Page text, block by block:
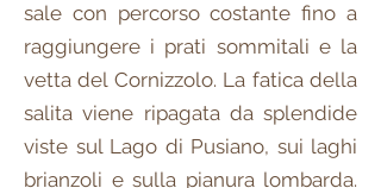
sale con percorso costante fino a
raggiungere i prati sommitali e la
vetta del Cornizzolo. La fatica della
salita viene ripagata da splendide
viste sul Lago di Pusiano, sui laghi
brianzoli e sulla pianura lombarda.